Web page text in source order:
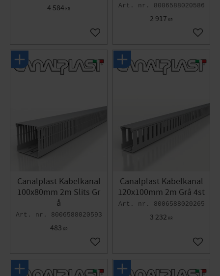
4 584 KR
Lägg till i favoriter
8006588020586
2 917 KR
Lägg
Canalplast Kabelkanal
100x80mm 2m Slits Gr
å
8006588020593
483 KR
Lägg till i favoriter
Canalplast Kabelkanal
120x100mm 2m Grå 4st
8006588020265
3 232 KR
Lägg